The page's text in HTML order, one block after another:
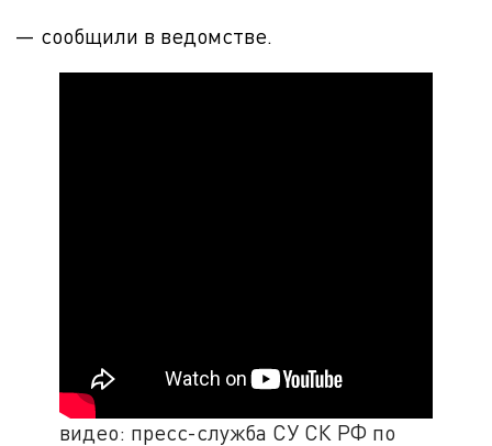
— сообщили в ведомстве.
видео: пресс-служба СУ СК РФ по